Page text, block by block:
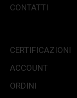
CONTATTI
CERTIFICAZIONI
ACCOUNT
ORDINI